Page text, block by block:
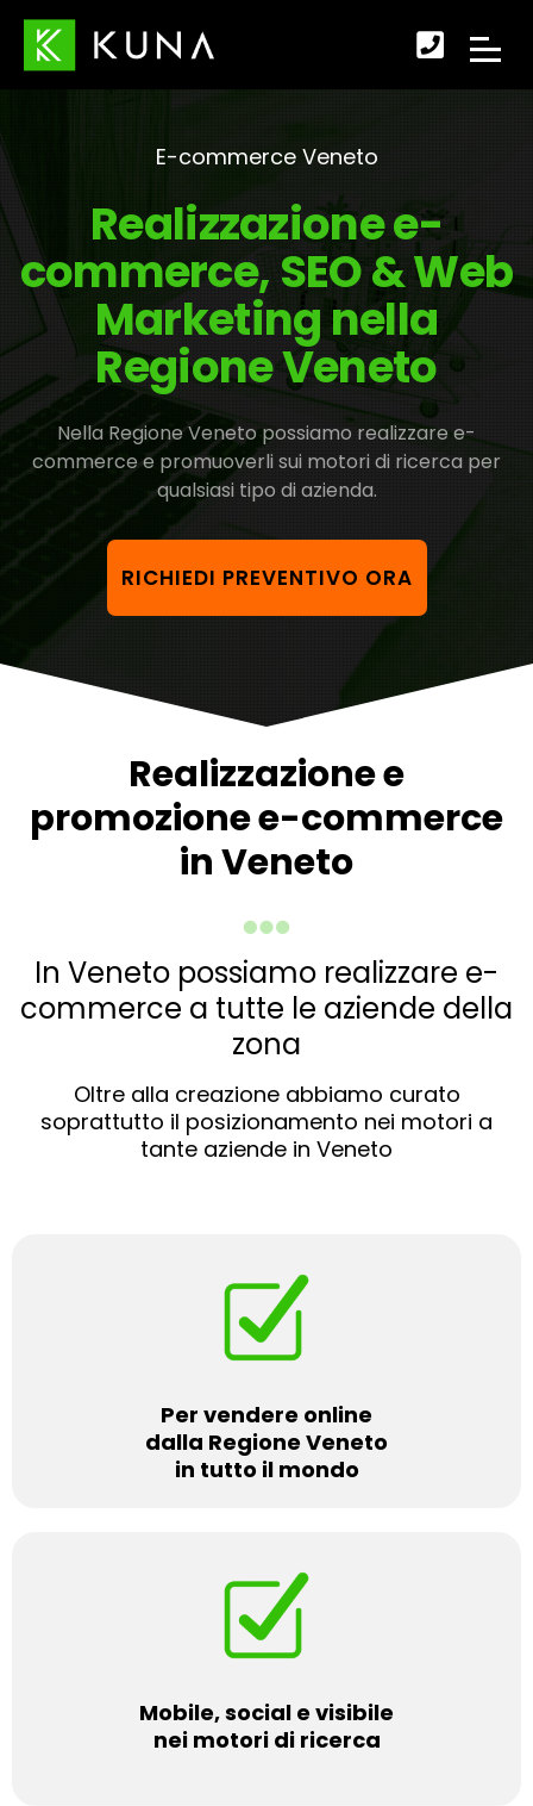
come
APRI
E-commerce Veneto
Realizzazione e-
commerce, SEO & Web
Marketing nella
Regione Veneto
Nella Regione Veneto possiamo realizzare e-
commerce e promuoverli sui motori di ricerca per
qualsiasi tipo di azienda.
RICHIEDI PREVENTIVO ORA
Realizzazione e
promozione e-commerce
in Veneto
In Veneto possiamo realizzare e-
commerce a tutte le aziende della
zona
Oltre alla creazione abbiamo curato
soprattutto il posizionamento nei motori a
tante aziende in Veneto
Per vendere online
dalla Regione Veneto
in tutto il mondo
Mobile, social e visibile
nei motori di ricerca